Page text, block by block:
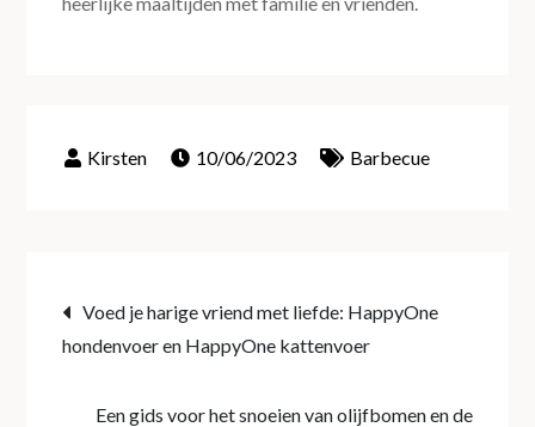
10/06/2023 Barbecue
Post
navigation
Voed je harige vriend met liefde: HappyOne
hondenvoer en HappyOne kattenvoer
Een gids voor het snoeien van olijfbomen en de